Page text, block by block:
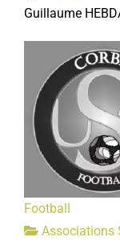
Guillaume
Football
Associations